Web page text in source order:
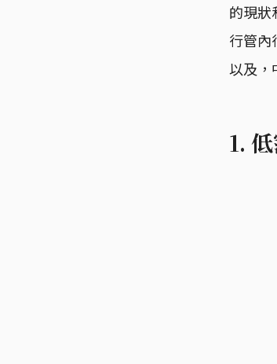
的現狀
行管內
以及，
1.